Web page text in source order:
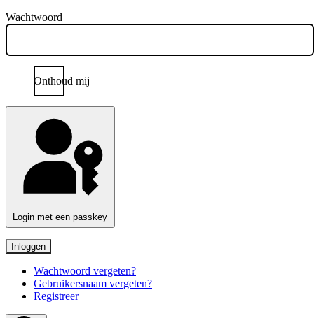
Wachtwoord
Onthoud mij
Login met een passkey
Inloggen
Wachtwoord vergeten?
Gebruikersnaam vergeten?
Registreer